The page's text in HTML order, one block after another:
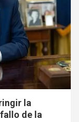
la
de la